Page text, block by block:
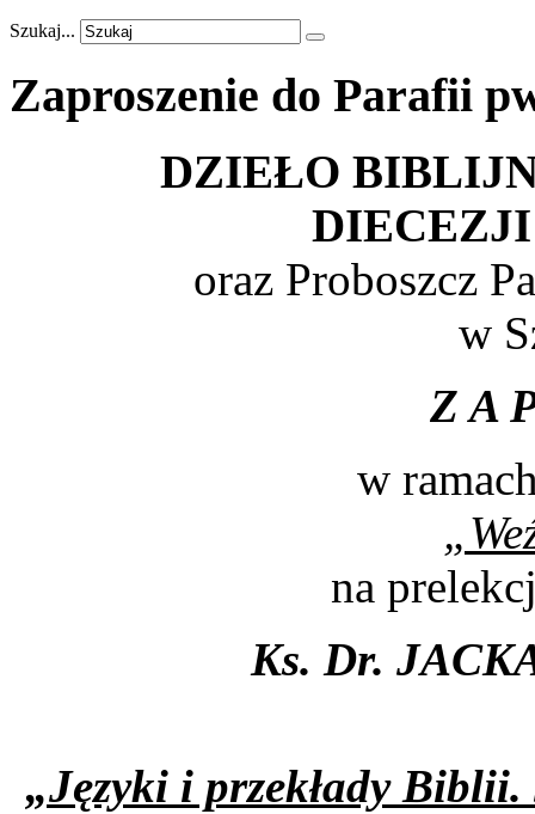
Szukaj...
Zaproszenie do Parafii
DZIEŁO
oraz Proboszcz
w
Z A
w
na
Ks. Dr.
„Języki i przekłady